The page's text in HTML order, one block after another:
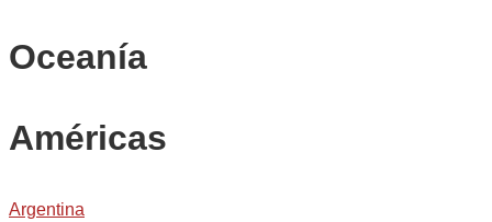
Oceanía
Américas
Argentina